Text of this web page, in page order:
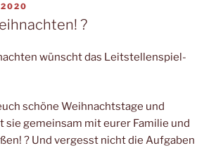
2020
?
wünscht das Leitstellenspiel-
schöne Weihnachtstage und
sie gemeinsam mit eurer Familie und
? Und vergesst nicht die Aufgaben